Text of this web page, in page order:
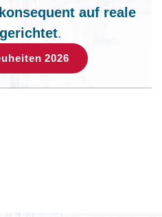
auf reale
.
2026